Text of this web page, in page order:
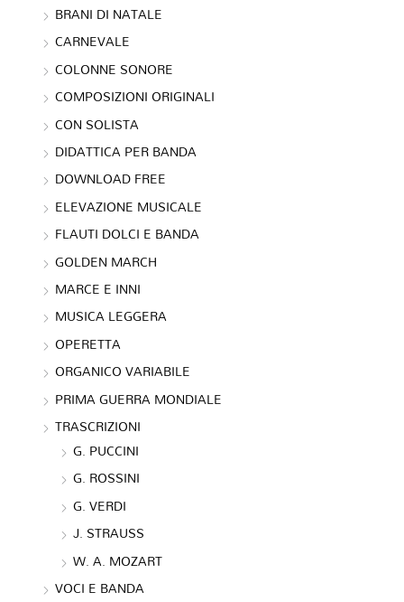
BRANI DI NATALE
CARNEVALE
COLONNE SONORE
COMPOSIZIONI ORIGINALI
CON SOLISTA
DIDATTICA PER BANDA
DOWNLOAD FREE
ELEVAZIONE MUSICALE
FLAUTI DOLCI E BANDA
GOLDEN MARCH
MARCE E INNI
MUSICA LEGGERA
OPERETTA
ORGANICO VARIABILE
PRIMA GUERRA MONDIALE
TRASCRIZIONI
G. PUCCINI
G. ROSSINI
G. VERDI
J. STRAUSS
W. A. MOZART
VOCI E BANDA